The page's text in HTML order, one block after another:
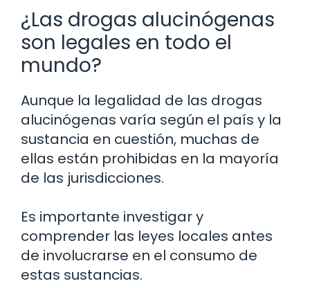
¿Las drogas alucinógenas
son legales en todo el
mundo?
Aunque la legalidad de las drogas
alucinógenas varía según el país y la
sustancia en cuestión, muchas de
ellas están prohibidas en la mayoría
de las jurisdicciones.
Es importante investigar y
comprender las leyes locales antes
de involucrarse en el consumo de
estas sustancias.